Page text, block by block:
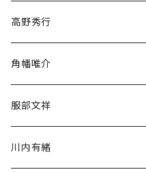
随筆・ノンフィクション・その他
高野秀行
角幡唯介
服部文祥
川内有緒